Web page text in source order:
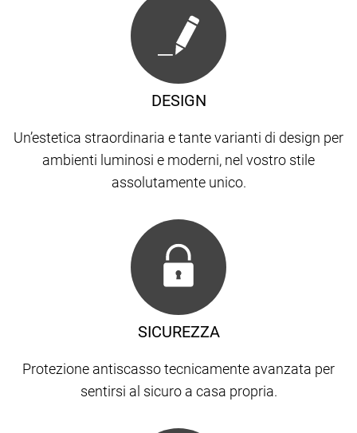
DESIGN
Un’estetica straordinaria e tante varianti di design per
ambienti luminosi e moderni, nel vostro stile
assolutamente unico.
SICUREZZA
Protezione antiscasso tecnicamente avanzata per
sentirsi al sicuro a casa propria.